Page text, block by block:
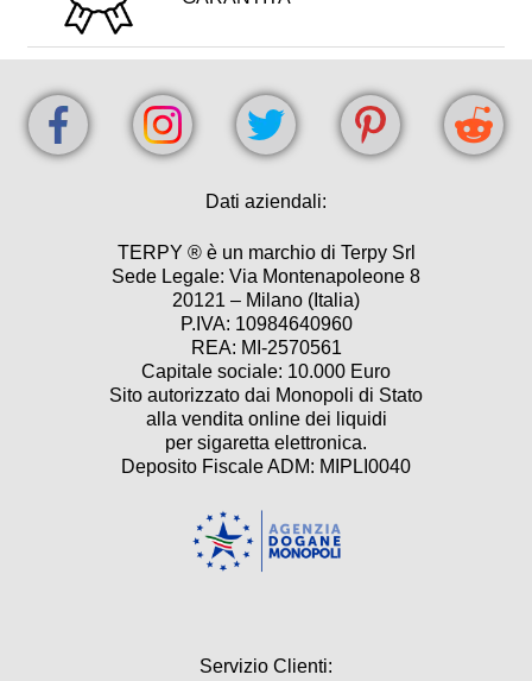
Dati aziendali:
TERPY ® è un marchio di Terpy Srl
Sede Legale: Via Montenapoleone 8
20121 – Milano (Italia)
P.IVA: 10984640960
REA: MI-2570561
Capitale sociale: 10.000 Euro
Sito autorizzato dai Monopoli di Stato
alla vendita online dei liquidi
per sigaretta elettronica.
Deposito Fiscale ADM: MIPLI0040
Servizio Clienti: